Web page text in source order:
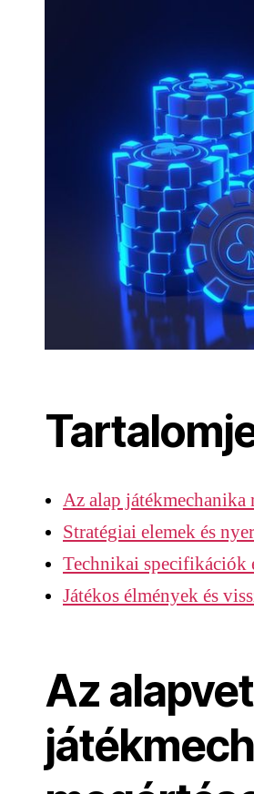
Az alap játékmechanika
Stratégiai elemek és
Technikai specifikációk
Játékos élmények és
Az